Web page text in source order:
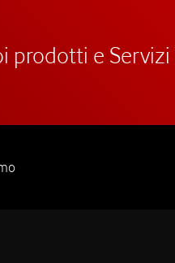
prodotti e